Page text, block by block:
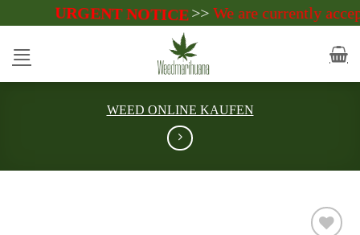
Inhalt
springen
NOTICE>>We are currently accept
WEED ONLINE KAUFEN